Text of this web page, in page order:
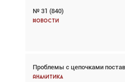
№ 31 (840)
Новости
Проблемы с цепочками
Аналитика
Авиационный фотограф Дэйв
говорит сама за себя... а ИИ
Впервые с 2024 года
снижается три недели подряд